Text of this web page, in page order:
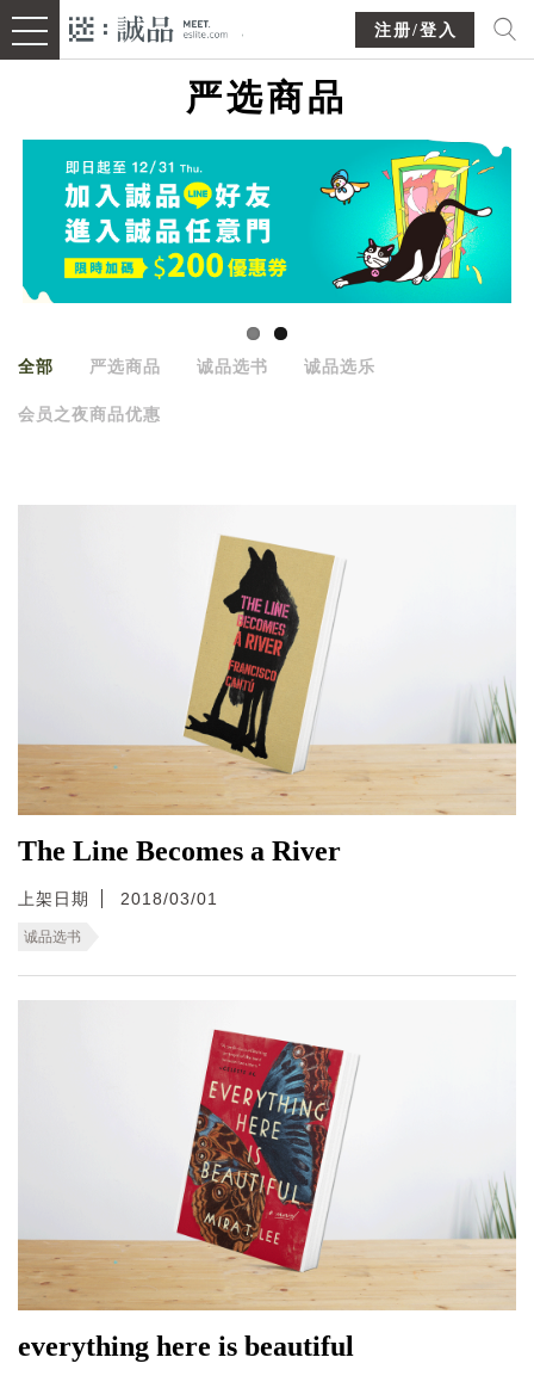
注册/登入
严选商品
全部 严选商品 诚品选书 诚品选乐
会员之夜商品优惠
The Line Becomes a River
上架日期 2018/03/01
诚品选书
everything here is beautiful